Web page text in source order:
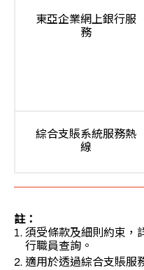
東亞企業網上銀行服
務
綜合支賬系統服務熱
線
註：
須受條款及細則約束，
行職員查詢。
適用於透過綜合支賬服